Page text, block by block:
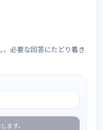
必要な回答にたどり着き
ます。